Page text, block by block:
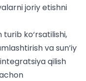
joriy etishni
ko‘rsatilishi,
va sun’iy
qilish